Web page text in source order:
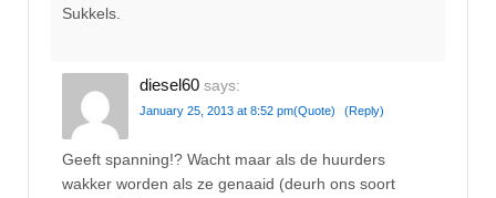
Sukkels.
diesel60 says:
January 25, 2013 at 8:52 pm(Quote) (Reply)
Geeft spanning!? Wacht maar als de huurders
wakker worden als ze genaaid (deurh ons soort